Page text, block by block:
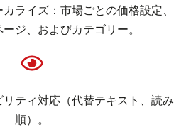
ライズ：市場ごとの価格設定、
ジ、およびカテゴリー。
ティ対応（代替テキスト、読み
順）。